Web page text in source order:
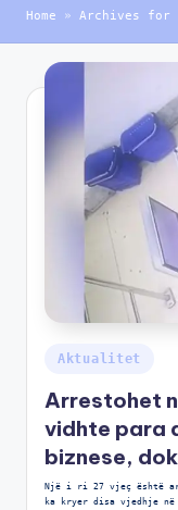
Home » Archives for
Aktualitet
Arrestohet
vidhte para
biznese,
Një i ri 27 vjeç është
ka kryer disa vjedhje në